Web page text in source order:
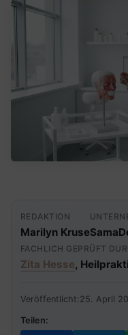
REDAKTION
Marilyn Kruse
FACHLICH GEPRÜFT
Zita Hesse,
Veröffentlicht: 25. April
Teilen: